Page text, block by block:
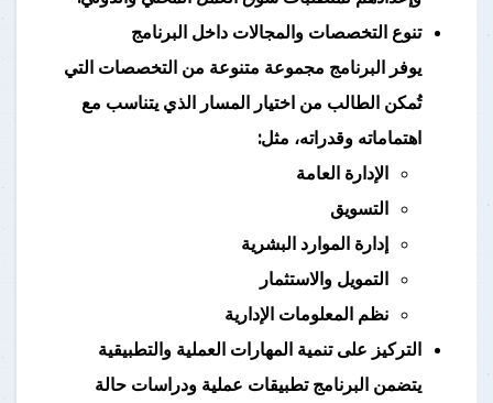
تنوع التخصصات والمجالات داخل البرنامج
يوفر البرنامج مجموعة متنوعة من التخصصات التي
تُمكن الطالب من اختيار المسار الذي يتناسب مع
اهتماماته وقدراته، مثل:
الإدارة العامة
التسويق
إدارة الموارد البشرية
التمويل والاستثمار
نظم المعلومات الإدارية
التركيز على تنمية المهارات العملية والتطبيقية
يتضمن البرنامج تطبيقات عملية ودراسات حالة